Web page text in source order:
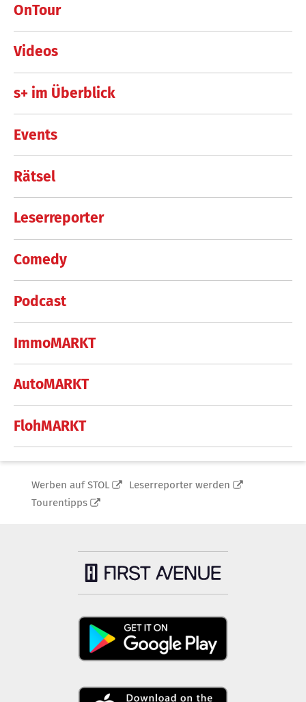
OnTour
Videos
s+ im Überblick
Events
Rätsel
Leserreporter
Comedy
Podcast
ImmoMARKT
AutoMARKT
FlohMARKT
Werben auf STOL
Leserreporter werden
Tourentipps